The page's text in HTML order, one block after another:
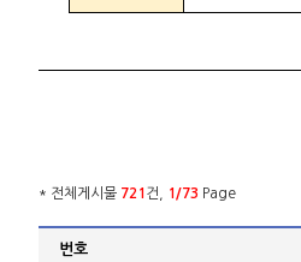
* 전체게시물 721 건, 1/73 Page
번호